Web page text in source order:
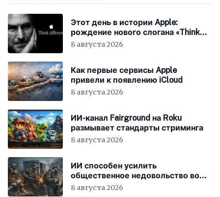
Этот день в истории Apple:
рождение нового слогана «Think
Different»
8 августа 2026
Как первые сервисы Apple
привели к появлению iCloud
8 августа 2026
ИИ-канал Fairground на Roku
размывает стандарты стриминга
8 августа 2026
ИИ способен усилить
общественное недовольство во
всём мире
8 августа 2026